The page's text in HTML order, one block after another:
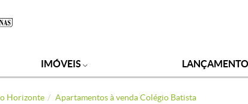
IMÓVEIS
Horizonte Apartamentos à venda Colégio Batista